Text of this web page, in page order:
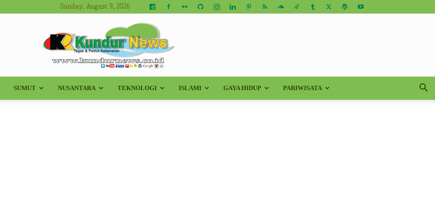
Sunday, August 9, 2026
Kundur
SUMUT NUSANTARA TEKNOLOGI ISLAMI GAYA HIDUP PARIWISATA